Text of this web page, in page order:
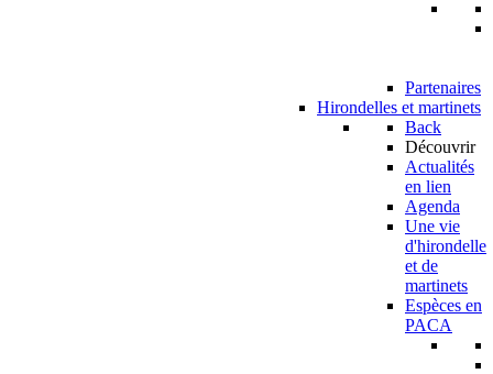
Partenaires
Hirondelles et martinets
Back
Découvrir
Actualités
en lien
Agenda
Une vie
d'hirondelle
et de
martinets
Espèces en
PACA